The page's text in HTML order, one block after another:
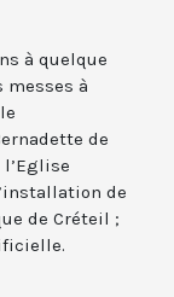
à quelque
messes à
de
de
de Créteil ;